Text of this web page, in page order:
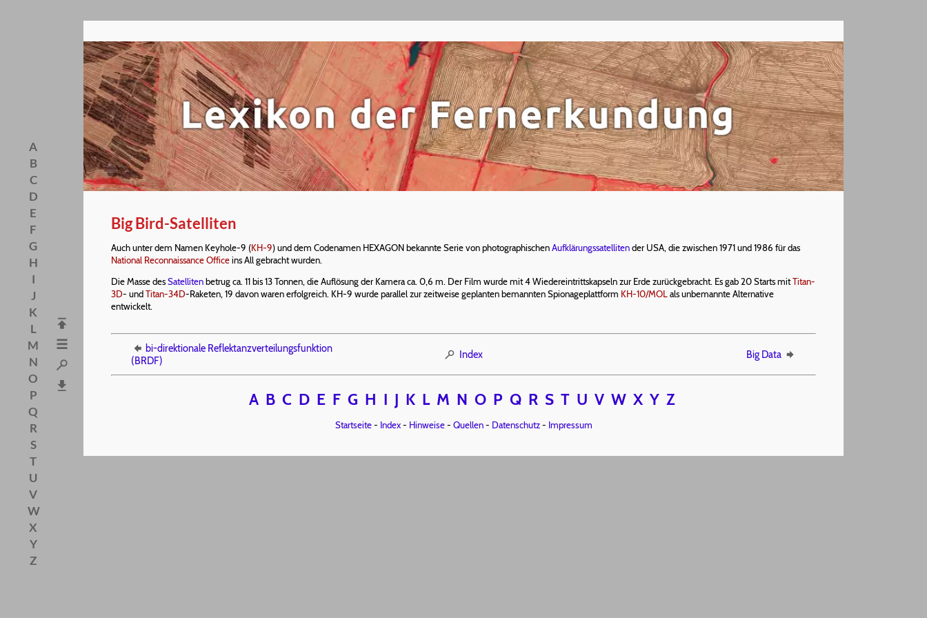
A
B
C
D
E
F
G
H
I
J
K
L
M
N
O
P
Q
R
S
T
U
V
W
X
Y
Z
Big Bird-Satelliten
Auch unter dem Namen Keyhole-9 (KH-9) und dem Codenamen HEXAGON bekannte Serie von photographischenAufklärungssatellitender USA, die zwischen 1971 und 1986 für das
National Reconnaissance Officeins All gebracht wurden.
Die Masse desSatellitenbetrug ca. 11 bis 13 Tonnen, die Auflösung der Kamera ca. 0,6 m. Der Film wurde mit 4 Wiedereintrittskapseln zur Erde zurückgebracht. Es gab 20 Starts mitTitan-
3D- undTitan-34D-Raketen, 19 davon waren erfolgreich. KH-9 wurde parallel zur zeitweise geplanten bemannten Spionageplattform KH-10/MOLals unbemannte Alternative
entwickelt.
bi-direktionale Reflektanzverteilungsfunktion
(BRDF)
Index Big Data
A B C D E F G H I J K L M N O P Q R S T U V W X Y Z
Startseite- Index- Hinweise- Quellen- Datenschutz- Impressum